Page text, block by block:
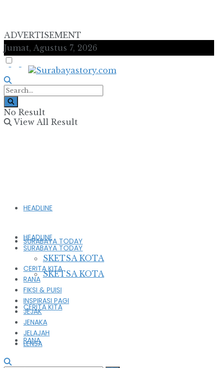
ADVERTISEMENT
Jumat, Agustus 7, 2026
No Result
View All Result
HEADLINE
SURABAYA TODAY
SKETSA KOTA
CERITA KITA
RANA
HEADLINE
SURABAYA TODAY
SKETSA KOTA
CERITA KITA
RANA
FIKSI & PUISI
INSPIRASI PAGI
JEJAK
JENAKA
JELAJAH
LENSA